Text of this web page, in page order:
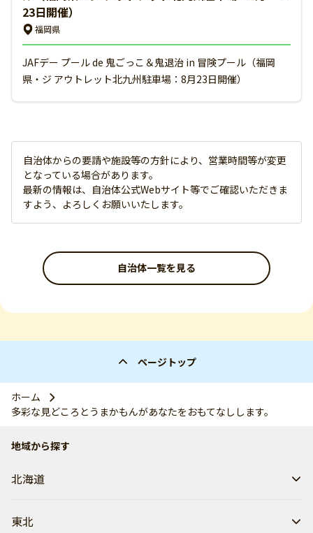
23日開催）
福岡県
JAFデー プール de 鬼ごっこ＆鬼退治 in 冒険プール（福岡
県・ジ アウトレット北九州駐車場：8月23日開催）
自治体からの要請や施設等の方針により、営業時間等が変更
となっている場合があります。
最新の情報は、自治体公式Webサイト等でご確認いただきま
すよう、よろしくお願いいたします。
自治体一覧を見る
ページトップ
ホーム
多彩な見どころとうまかもんがあなたをおもてなしします。
地域から探す
北海道
東北